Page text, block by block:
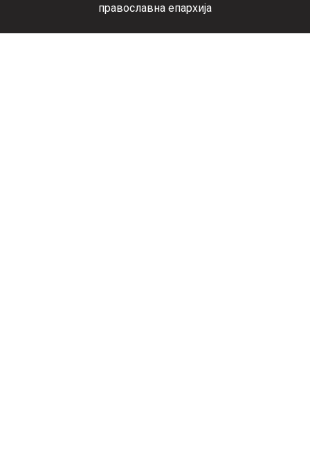
православна епархија